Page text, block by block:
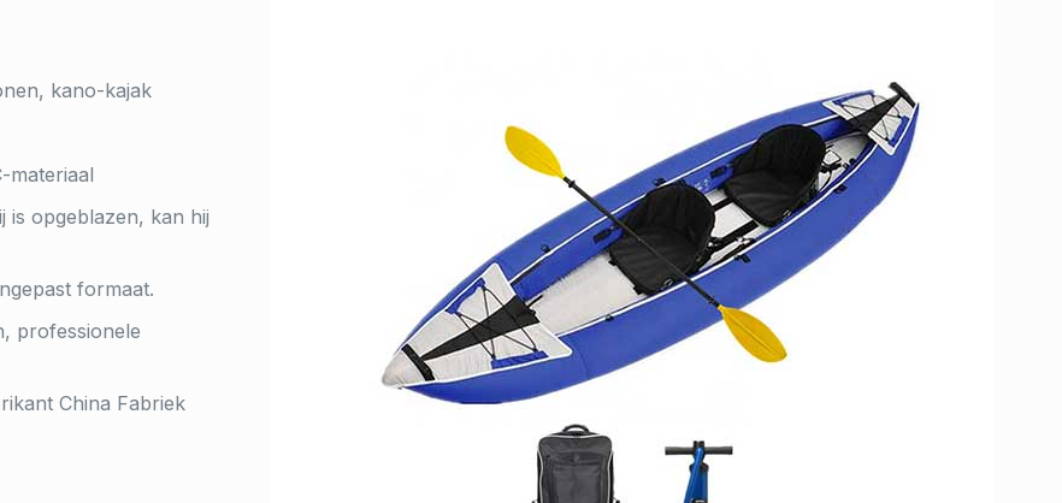
kano-kajak
materiaal
is opgeblazen, kan hij
formaat.
professionele
China Fabriek